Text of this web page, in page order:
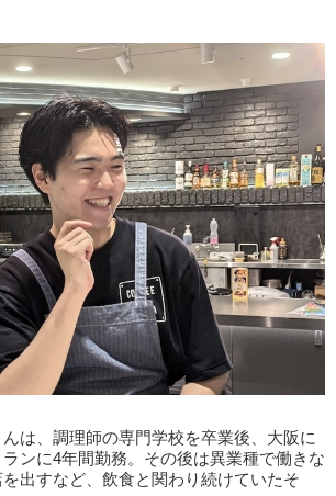
は、調理師の専門学校を卒業後、大阪に
ンに4年間勤務。その後は異業種で働きな
出すなど、飲食と関わり続けていたそ